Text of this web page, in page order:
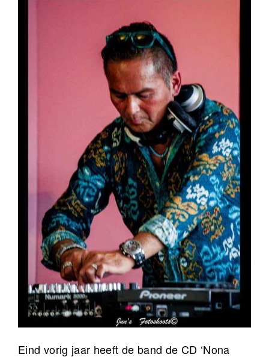
Eind vorig jaar heeft de band de CD ‘Nona